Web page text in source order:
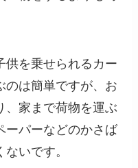
供を乗せられるカー
のは簡単ですが、お
、家まで荷物を運ぶ
ーパーなどのかさば
いです。